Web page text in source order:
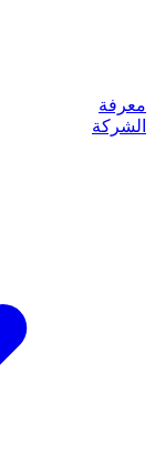
معرفة
الشركة